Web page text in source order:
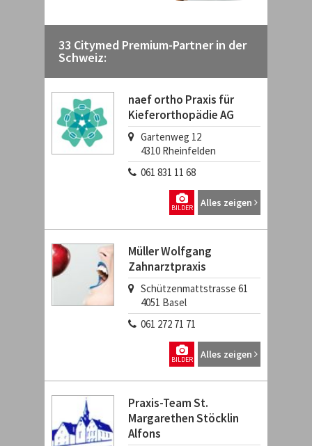
33 Citymed Premium-Partner in der
Schweiz:
naef ortho Praxis für
Kieferorthopädie AG
Gartenweg 12
4310 Rheinfelden
061 831 11 68
Alles zeigen
BILDER
Müller Wolfgang
Zahnarztpraxis
Schützenmattstrasse 61
4051 Basel
061 272 71 71
Alles zeigen
BILDER
Praxis-Team St.
Margarethen Stöcklin
Alfons